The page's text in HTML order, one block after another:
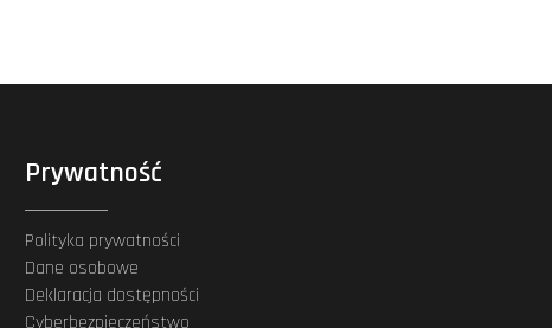
Prywatność
Polityka prywatności
Dane osobowe
Deklaracja dostępności
Cyberbezpieczeństwo